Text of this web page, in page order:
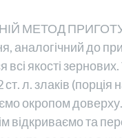
МЕТОД
аналогічний до
всі якості
л. злаків
окропом
відкриваємо та